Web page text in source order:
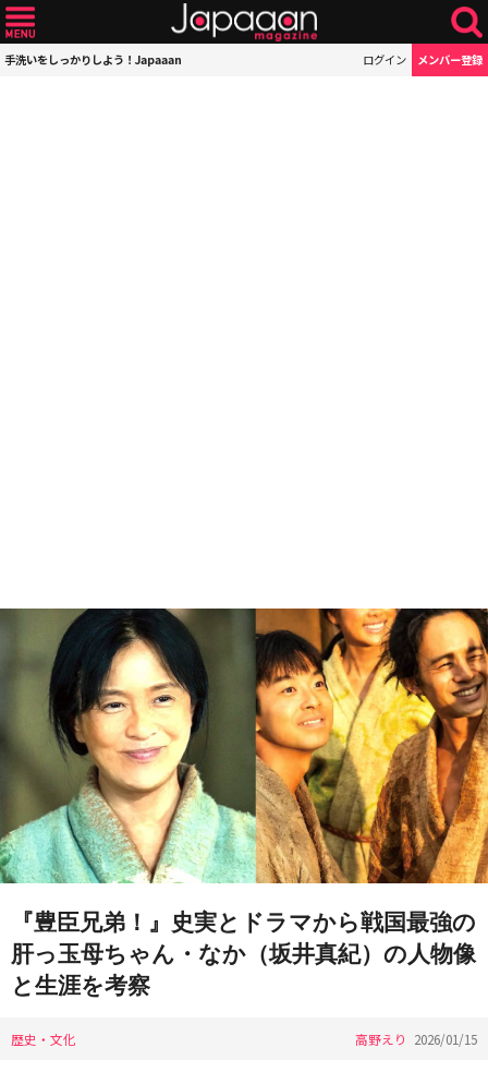
手洗いをしっかりしよう！Japaaan ログイン メンバー登録
『豊臣兄弟！』史実とドラマから戦国最強の
肝っ玉母ちゃん・なか（坂井真紀）の人物像
と生涯を考察
歴史・文化 高野えり 2026/01/15